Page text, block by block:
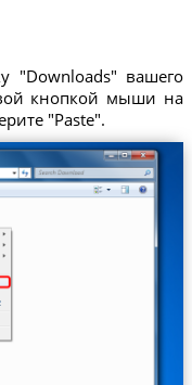
"Downloads" вашего
кнопкой мыши на
"Paste".